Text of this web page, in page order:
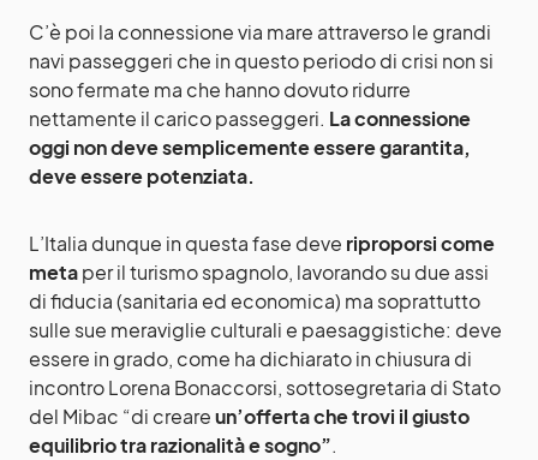
C’è poi la connessione via mare attraverso le grandi
navi passeggeri che in questo periodo di crisi non si
sono fermate ma che hanno dovuto ridurre
nettamente il carico passeggeri. La connessione
oggi non deve semplicemente essere garantita,
deve essere potenziata.
L’Italia dunque in questa fase deve riproporsi come
metaper il turismo spagnolo, lavorando su due assi
di fiducia (sanitaria ed economica) ma soprattutto
sulle sue meraviglie culturali e paesaggistiche: deve
essere in grado, come ha dichiarato in chiusura di
incontro Lorena Bonaccorsi, sottosegretaria di Stato
del Mibac “di creareun’offerta che trovi il giusto
equilibrio tra razionalità e sogno”.